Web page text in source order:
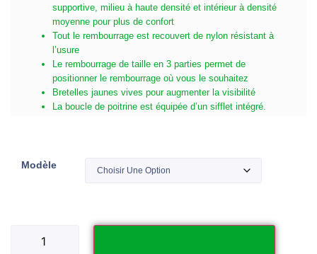
supportive, milieu à haute densité et intérieur à densité
moyenne pour plus de confort
Tout le rembourrage est recouvert de nylon résistant à
l’usure
Le rembourrage de taille en 3 parties permet de
positionner le rembourrage où vous le souhaitez
Bretelles jaunes vives pour augmenter la visibilité
La boucle de poitrine est équipée d’un sifflet intégré.
Modèle